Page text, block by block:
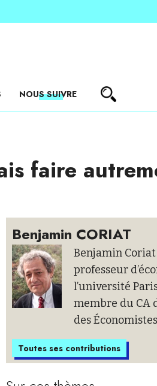
NOUS SUIVRE
faire
Benjamin CORIAT
Benjamin
professeur
l’université
membre du CA
des
Toutes ses contributions